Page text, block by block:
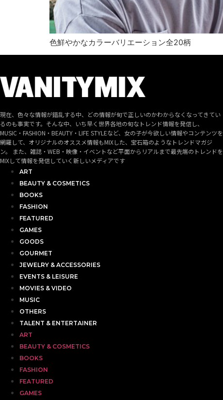
色鮮やかなカラーバリエーション全20柄
現在、色々な情報が錯乱する中、どの情報が旬で正しいのかわからなくなってきてい
るのも事実です。そんな中、いち早く世界各地の旬なトレンド情報を発信し、
MUSIC・FASHION・BEAUTY・LIFE STYLEなど、女の子が今欲しい情報やコンテンツを
網羅して、オリジナルのオススメ情報もMIXした、宝石箱のようなトレンドマガジ
ン。 また、雑誌・WEB・映像・イベントなど平面からリアルまで最先端のトレンドを
MIXして情報を発信していく新しいメディアです
ART
BEAUTY & COSMETICS
BOOKS
FASHION
FEATURED
GAMES
GOODS
GOURMET
JEWELRY & ACCESSORIES
EVENTS & LEISURE
MOVIES & VIDEO
MUSIC
OTHERS
TALENT & ENTERTAINER
ART
BEAUTY & COSMETICS
BOOKS
FASHION
FEATURED
GAMES